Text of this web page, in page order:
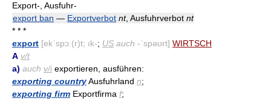
Export-, Ausfuhr-
export ban — Exportverbot nt, Ausfuhrverbot nt
* * *
export [ekˈspɔː(r)t; ık-; US auch -ˈspəʊrt] WIRTSCH
A v/t
a) auch v/iexportieren, ausführen:
exporting countryAusfuhrland n;
exporting firm Exportfirma f;